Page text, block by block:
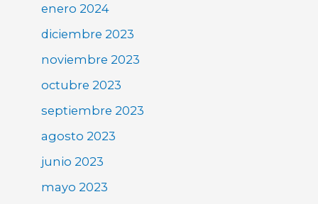
enero 2024
diciembre 2023
noviembre 2023
octubre 2023
septiembre 2023
agosto 2023
junio 2023
mayo 2023